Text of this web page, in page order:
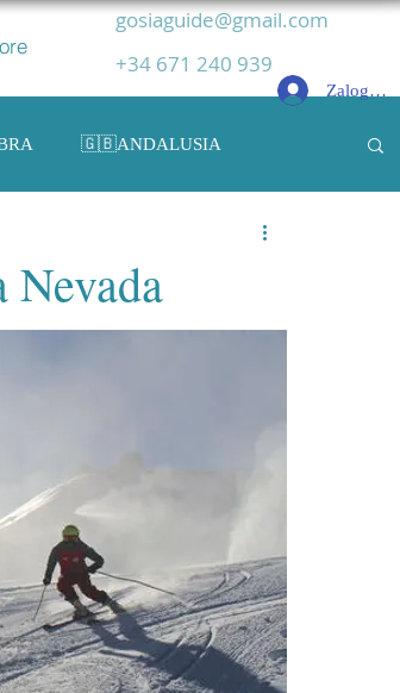
gosiaguide@gmail.com
+34 671 240 939
Zaloguj się
🇬🇧ANDALUSIA